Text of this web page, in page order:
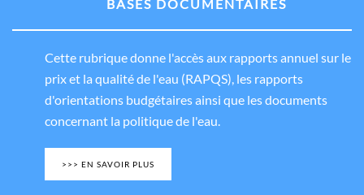
BASES DOCUMENTAIRES
Cette rubrique donne l'accès aux rapports annuel sur le
prix et la qualité de l'eau (RAPQS), les rapports
d'orientations budgétaires ainsi que les documents
concernant la politique de l'eau.
>>> EN SAVOIR PLUS